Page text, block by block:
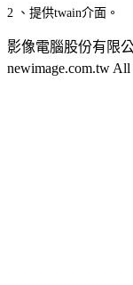
2 、提供twain介面。
影像電腦股份有限
newimage.com.tw All